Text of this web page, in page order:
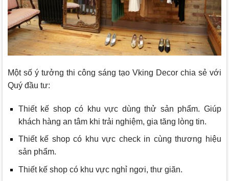
Một số ý tưởng thi công sáng tạo Vking Decor chia sẻ với
Quý đầu tư:
Thiết kế shop có khu vực dùng thử sản phẩm. Giúp
khách hàng an tâm khi trải nghiệm, gia tăng lòng tin.
Thiết kế shop có khu vực check in cùng thương hiệu
sản phẩm.
Thiết kế shop có khu vực nghỉ ngơi, thư giãn.